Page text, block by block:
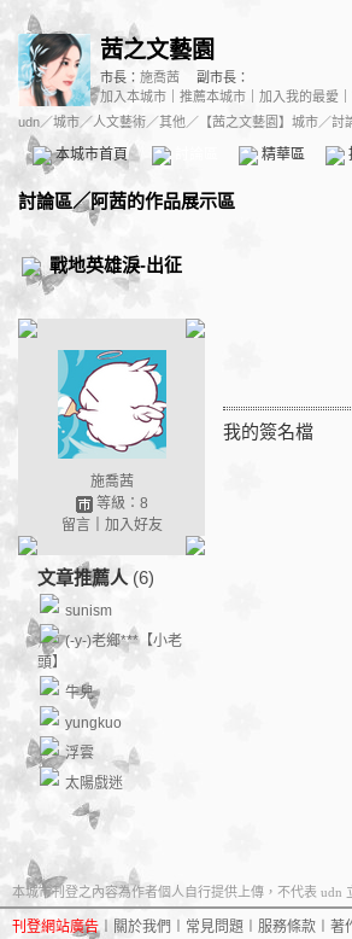
茜之文藝園
市長： 施喬茜
副市長：
加入本城市
推薦本城市 加入我的最愛
udn／城市／人文藝術／其他 ／ 【茜之文藝園】城市／討
本城市首頁 精華區
討論區／阿茜的作品展示區
戰地英雄淚-出征
施喬茜
等級：8
留言｜ 加入好友
文章推薦人 (6)
sunism
(-y-)老鄉***【小老
頭】
牛兒
yungkuo
浮雲
太陽戲迷
我的簽名檔
本城市刊登之內容為作者個人自行提供上傳，不代表 udn
刊登網站廣告︱ 關於我們 常見問題 服務條款 著